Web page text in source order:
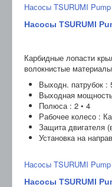
Насосы TSURUMI
Насосы TSURUMI
Карбидные лопасти
волокнистые
Выходн. патрубок :
Выходная
Полюса : 2 • 4
Рабочее колесо :
Защита двигателя
Установка на
Насосы TSURUMI
Насосы TSURUMI